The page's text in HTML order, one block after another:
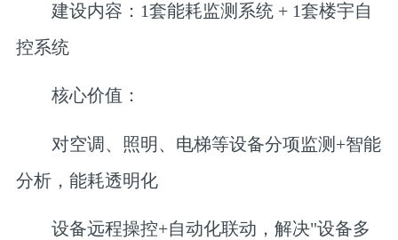
建设内容 ：1套能耗监测系统​ + 1套楼宇自
控系统
核心价值 ：
对空调、照明、电梯等设备分项监测+智能
分析，能耗透明化
设备远程操控+自动化联动，解决"设备多